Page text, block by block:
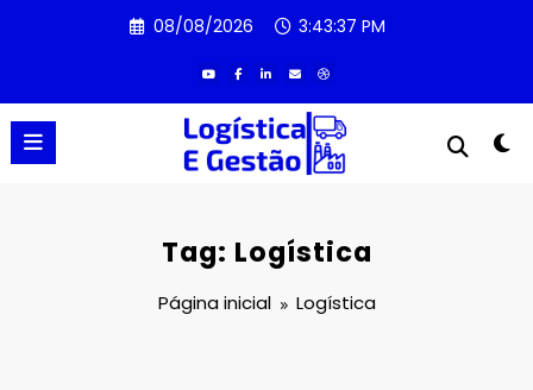
08/08/2026 3:43:38 PM
Tag: Logística
Página inicial Logística